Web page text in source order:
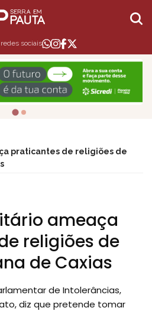
sociais
praticantes de religiões de
ameaça
religiões de
de Caxias
de Intolerâncias,
diz que pretende tomar